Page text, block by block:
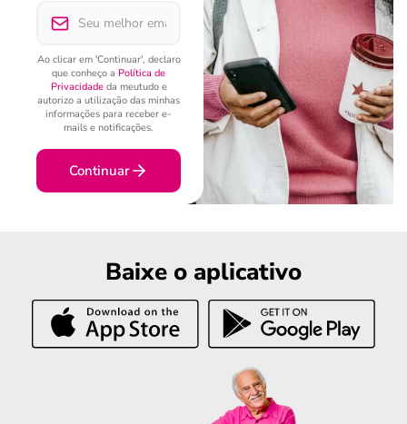
Ao clicar em 'Continuar', declaro
que conheço a Política de
Privacidadeda meutudo e
autorizo a utilização das minhas
informações para receber e-
mails e notificações.
Continuar
Baixe o aplicativo